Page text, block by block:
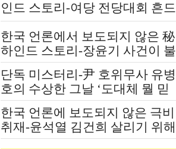
인드 스토리-여당 전당대회 흔드
는 정청래-신천지 개입설 논란
한국 언론에서 보도되지 않은 秘
하인드 스토리-장윤기 사건이 불
붙인 여당과 검찰의 보완 수사권
전쟁
단독 미스터리-尹 호위무사 유병
호의 수상한 그날 ‘도대체 뭘 믿
고 설치고 까부나 했더니…’
한국 언론에 보도되지 않은 극비
취재-윤석열 김건희 살리기 위해
법도 깔아뭉갠 심우정의 자충수